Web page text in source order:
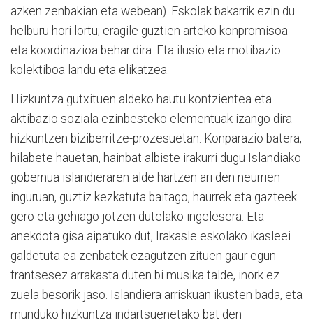
azken zenbakian eta webean). Eskolak bakarrik ezin du
helburu hori lortu; eragile guztien arteko konpromisoa
eta koordinazioa behar dira. Eta ilusio eta motibazio
kolektiboa landu eta elikatzea.
Hizkuntza gutxituen aldeko hautu kontzientea eta
aktibazio soziala ezinbesteko elementuak izango dira
hizkuntzen biziberritze-prozesuetan. Konparazio batera,
hilabete hauetan, hainbat albiste irakurri dugu Islandiako
gobernua islandieraren alde hartzen ari den neurrien
inguruan, guztiz kezkatuta baitago, haurrek eta gazteek
gero eta gehiago jotzen dutelako ingelesera. Eta
anekdota gisa aipatuko dut, Irakasle eskolako ikasleei
galdetuta ea zenbatek ezagutzen zituen gaur egun
frantsesez arrakasta duten bi musika talde, inork ez
zuela besorik jaso. Islandiera arriskuan ikusten bada, eta
munduko hizkuntza indartsuenetako bat den